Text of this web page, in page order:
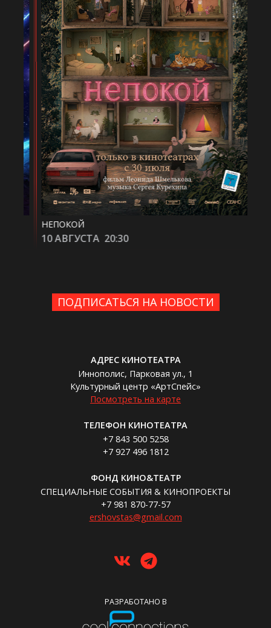
НЕПОКОЙ
10 АВГУСТА 20:30
ПОДПИСАТЬСЯ НА НОВОСТИ
АДРЕС КИНОТЕАТРА
Иннополис, Парковая ул., 1
Культурный центр «АртСпейс»
Посмотреть на карте
ТЕЛЕФОН КИНОТЕАТРА
+7 843 500 5258
+7 927 496 1812
ФОНД КИНО&ТЕАТР
СПЕЦИАЛЬНЫЕ СОБЫТИЯ & КИНОПРОЕКТЫ
+7 981 870-77-57
ershovstas@gmail.com
РАЗРАБОТАНО В